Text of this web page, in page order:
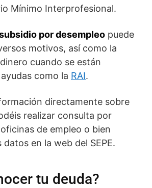
Mínimo Interprofesional.
por desempleo puede
motivos, así como la
cuando se están
como la RAI.
directamente sobre
realizar consulta por
de empleo o bien
en la web del SEPE.
tu deuda?